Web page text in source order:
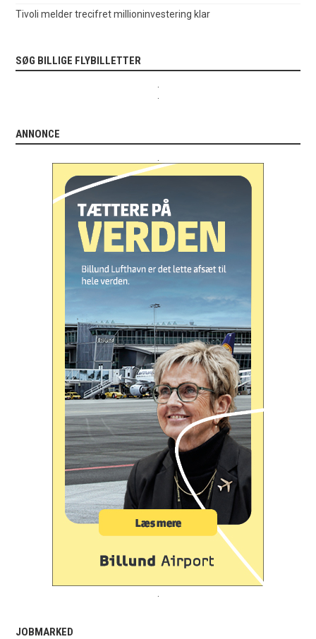
Tivoli melder trecifret millioninvestering klar
SØG BILLIGE FLYBILLETTER
ANNONCE
JOBMARKED